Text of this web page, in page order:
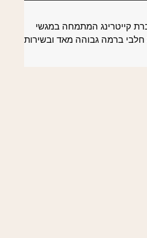
קייטרינג המתמחה במגשי
חלבי ברמה גבוהה מאד ובשירות